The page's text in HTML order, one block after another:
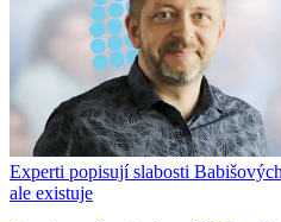
Experti popisují slabosti
ale existuje